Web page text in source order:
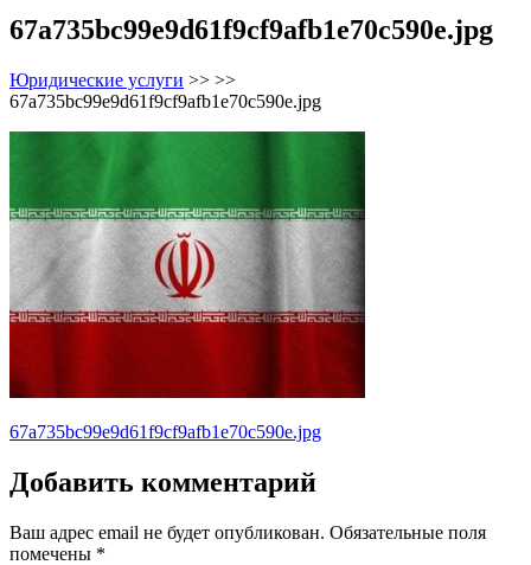
67a735bc99e9d61f9cf9afb1e70c590e.jpg
Юридические услуги >> >>
67a735bc99e9d61f9cf9afb1e70c590e.jpg
Навигация
по
записям
67a735bc99e9d61f9cf9afb1e70c590e.jpg
Добавить комментарий
Ваш адрес email не будет опубликован. Обязательные поля
помечены *